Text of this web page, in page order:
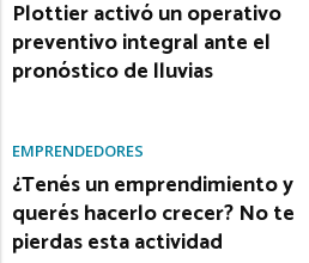
Plottier activó un operativo
preventivo integral ante el
pronóstico de lluvias
EMPRENDEDORES
¿Tenés un emprendimiento y
querés hacerlo crecer? No te
pierdas esta actividad